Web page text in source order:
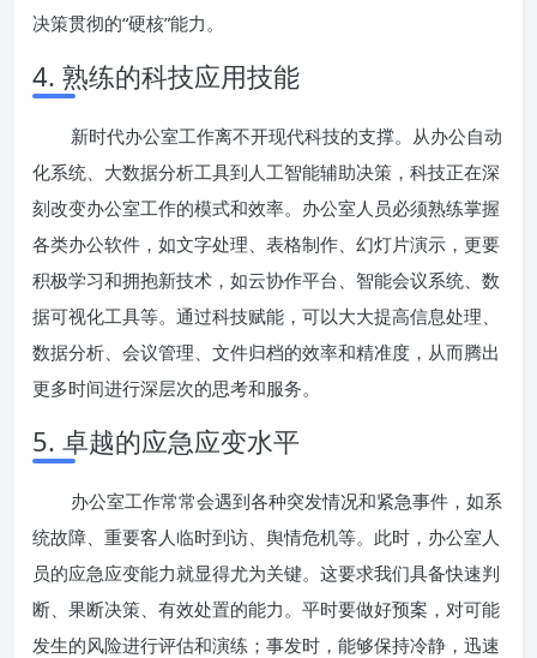
决策贯彻的“硬核”能力。
4. 熟练的科技应用技能
新时代办公室工作离不开现代科技的支撑。从办公自动
化系统、大数据分析工具到人工智能辅助决策，科技正在深
刻改变办公室工作的模式和效率。办公室人员必须熟练掌握
各类办公软件，如文字处理、表格制作、幻灯片演示，更要
积极学习和拥抱新技术，如云协作平台、智能会议系统、数
据可视化工具等。通过科技赋能，可以大大提高信息处理、
数据分析、会议管理、文件归档的效率和精准度，从而腾出
更多时间进行深层次的思考和服务。
5. 卓越的应急应变水平
办公室工作常常会遇到各种突发情况和紧急事件，如系
统故障、重要客人临时到访、舆情危机等。此时，办公室人
员的应急应变能力就显得尤为关键。这要求我们具备快速判
断、果断决策、有效处置的能力。平时要做好预案，对可能
发生的风险进行评估和演练；事发时，能够保持冷静，迅速